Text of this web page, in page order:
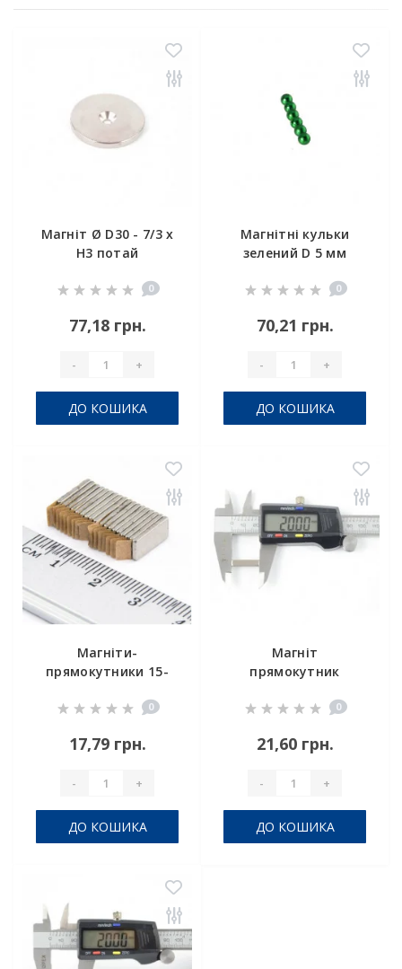
Магніт Ø D30 - 7/3 х
H3 потай
0
77,18 грн.
- +
ДО КОШИКА
Магнітні кульки
зелений D 5 мм
0
70,21 грн.
- +
ДО КОШИКА
Магніти-
прямокутники 15-
(самоклейка)0
17,79 грн.
- +
ДО КОШИКА
Магніт
прямокутник
0
21,60 грн.
- +
ДО КОШИКА